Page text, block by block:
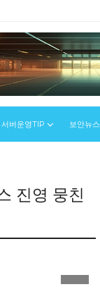
서버운영TIP 보안뉴스
진영 뭉친